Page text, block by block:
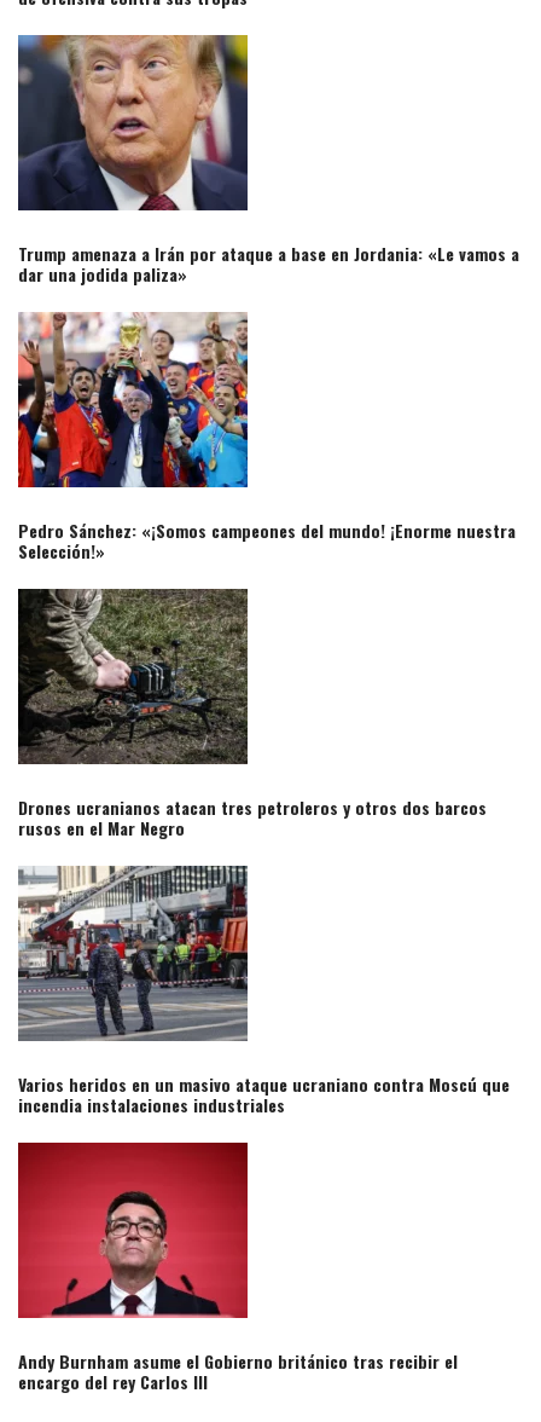
Trump amenaza a Irán por ataque a base en Jordania: «Le vamos a
dar una jodida paliza»​
Pedro Sánchez: «¡Somos campeones del mundo! ¡Enorme nuestra
Selección!»​
Drones ucranianos atacan tres petroleros y otros dos barcos
rusos en el Mar Negro​
Varios heridos en un masivo ataque ucraniano contra Moscú que
incendia instalaciones industriales​
Andy Burnham asume el Gobierno británico tras recibir el
encargo del rey Carlos III​